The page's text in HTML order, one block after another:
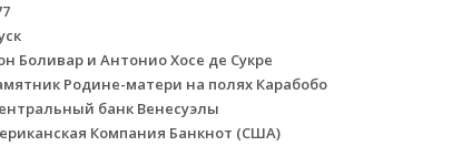
Боливар и Антонио Хосе де Сукре
Родине-матери на полях Карабобо
банк Венесуэлы
Компания Банкнот (США)